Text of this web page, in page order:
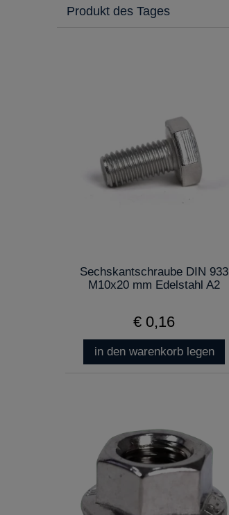
Produkt des Tages
Sechskantschraube DIN 933
M10x20 mm Edelstahl A2
€ 0,16
in den warenkorb legen